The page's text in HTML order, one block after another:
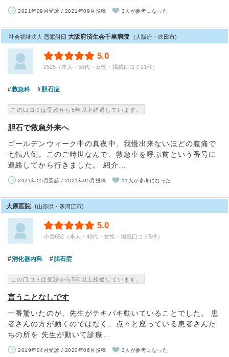
2021年09月受診 / 2021年09月投稿 3人が参考になった
社会福祉法人 恩賜財団 大阪府済生会千里病院 (大阪府・吹田市)
5.0
2525（本人・50代・女性・掲載口コミ21件）
救急科 胆石症
この口コミは受診から5年以上経過しています。
胆石で救急外来へ
ゴールデンウィーク中の真夜中、我慢出来ないほどの腹痛で
七転八倒。このご時世なんで、救急車を呼ぶ前という番号に
連絡してから行きました。 紹介…
2021年05月受診 / 2021年05月投稿 11人が参考になった
大原医院 (山形県・寒河江市)
5.0
小雪652（本人・40代・女性・掲載口コミ5件）
消化器内科 胆石症
この口コミは受診から5年以上経過しています。
言うことなしです
一番驚いたのが、先生がテキパキ動いていることでした。 患
者さんの方が動くのではなく、点々と座っている患者さんた
ちの所を 先生が動いて診療…
2019年04月受診 / 2020年06月投稿 3人が参考になった